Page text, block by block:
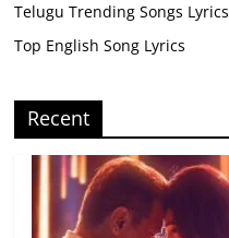
Telugu Trending Songs Lyrics
Top English Song Lyrics
Recent